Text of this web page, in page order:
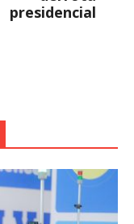
presidencial